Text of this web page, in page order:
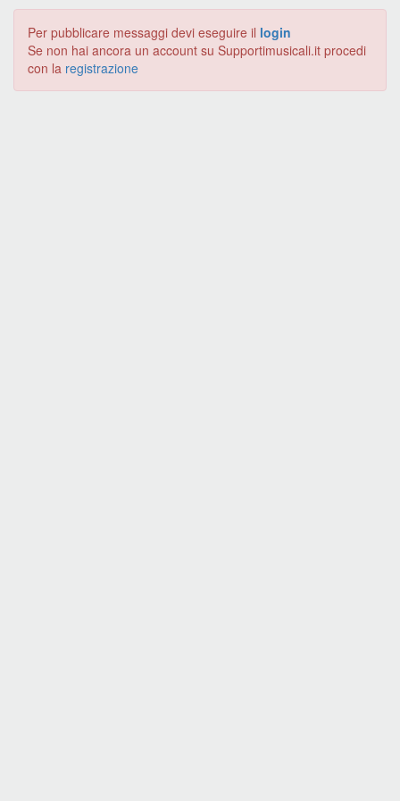
Per pubblicare messaggi devi eseguire il login
Se non hai ancora un account su Supportimusicali.it procedi
con la registrazione